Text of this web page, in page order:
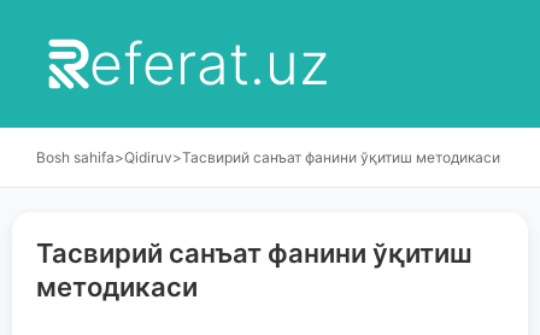
eferat.uz
Bosh sahifa>Qidiruv>Тасвирий санъат фанини ўқитиш методикаси
Тасвирий санъат фанини ўқитиш
методикаси